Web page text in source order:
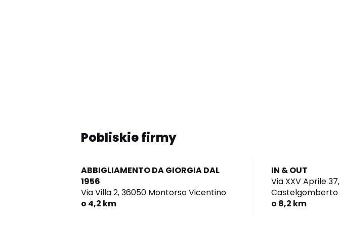
Pobliskie firmy
ABBIGLIAMENTO DA GIORGIA DAL
1956
Via Villa 2,36050 Montorso Vicentino
o 4,2 km
IN & OUT
Via XXV Aprile 37,
Castelgomberto
o 8,2 km